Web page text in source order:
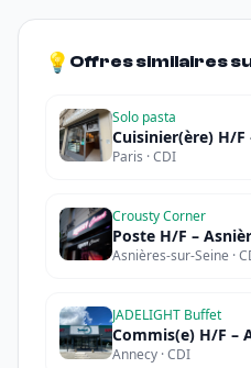
💡 Offres similaires
Solo pasta
Cuisinier(ère) H/F
Paris · CDI
Crousty Corner
Poste H/F –
Asnières-sur-Seine ·
JADELIGHT Buffet
Commis(e) H/F –
Annecy · CDI